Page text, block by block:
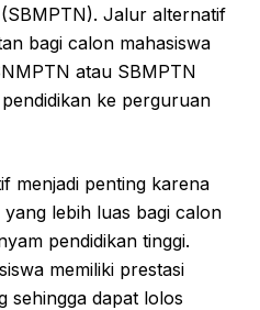
Jalur alternatif
bagi calon mahasiswa
atau SBMPTN
ke perguruan
menjadi penting karena
lebih luas bagi calon
pendidikan tinggi.
memiliki prestasi
sehingga dapat lolos